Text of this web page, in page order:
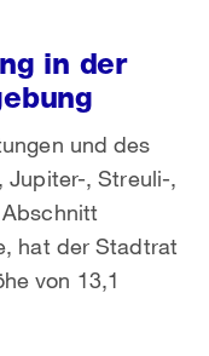
in der
und des
Jupiter-, Streuli-,
hat der Stadtrat
von 13,1